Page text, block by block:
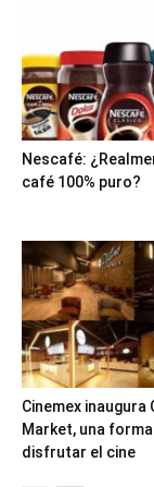
Nescafé:
café 100% puro?
Cinemex inaugura
Market, una
disfrutar el cine